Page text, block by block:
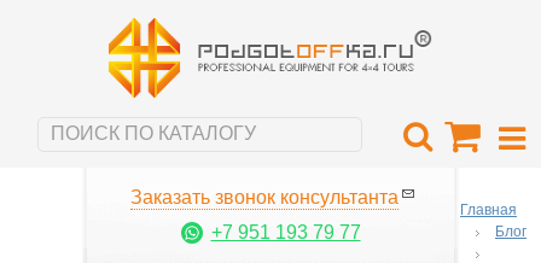
Заказать звонок консультанта
+7 951 193 79 77
Главная
Блог